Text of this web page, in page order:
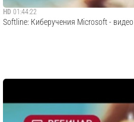
HD 01:44:22
​Softline: Киберучения Microsoft - видео